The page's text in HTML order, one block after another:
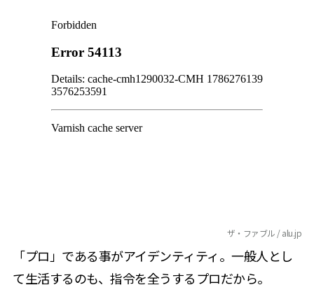
ザ・ファブル / alu.jp
「プロ」である事がアイデンティティ。一般人とし
て生活するのも、指令を全うするプロだから。